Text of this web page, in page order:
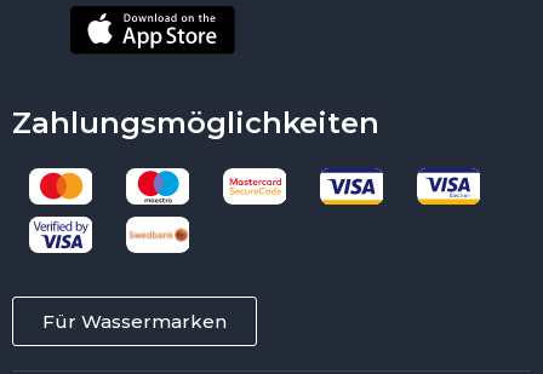
Zahlungsmöglichkeiten
Für Wassermarken